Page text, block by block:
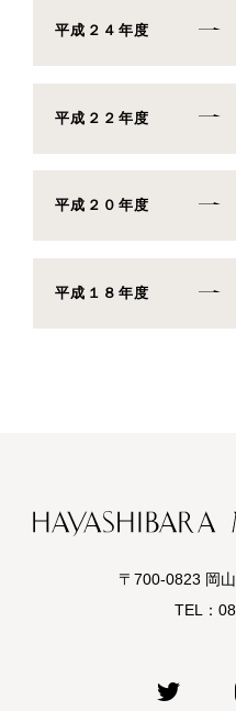
平成２４年度
平成２２年度
平成２０年度
平成１８年度
〒700-0823 岡
TEL：